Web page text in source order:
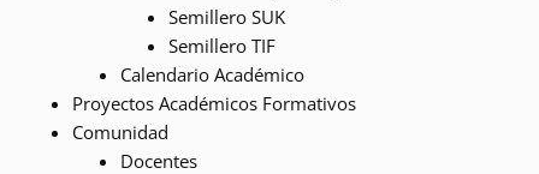
Semillero SUK
Semillero TIF
Calendario Académico
Proyectos Académicos Formativos
Comunidad
Docentes